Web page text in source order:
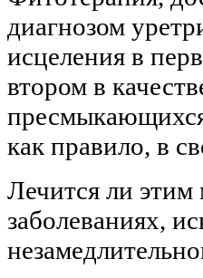
диагнозом
исцеления в
втором в
как правило, в
Лечится ли
заболеваниях,